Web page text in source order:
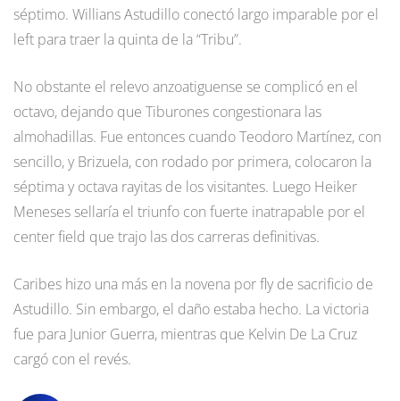
séptimo. Willians Astudillo conectó largo imparable por el
left para traer la quinta de la “Tribu”.
No obstante el relevo anzoatiguense se complicó en el
octavo, dejando que Tiburones congestionara las
almohadillas. Fue entonces cuando Teodoro Martínez, con
sencillo, y Brizuela, con rodado por primera, colocaron la
séptima y octava rayitas de los visitantes. Luego Heiker
Meneses sellaría el triunfo con fuerte inatrapable por el
center field que trajo las dos carreras definitivas.
Caribes hizo una más en la novena por fly de sacrificio de
Astudillo. Sin embargo, el daño estaba hecho. La victoria
fue para Junior Guerra, mientras que Kelvin De La Cruz
cargó con el revés.